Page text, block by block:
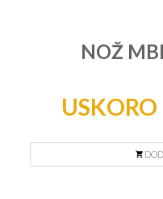
NOŽ